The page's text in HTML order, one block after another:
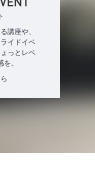
講座や、
イドイベ
っとレベ
。